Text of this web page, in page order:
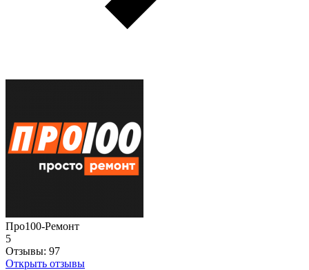
Про100-Ремонт
5
Отзывы: 97
Открыть отзывы